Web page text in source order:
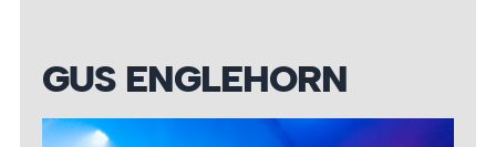
GUS ENGLEHORN